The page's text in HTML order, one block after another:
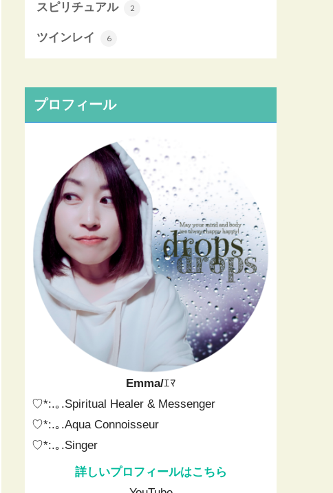
スピリチュアル 2
ツインレイ 6
プロフィール
Emma/ｴﾏ
♡*:.｡.Spiritual Healer & Messenger⁡ ⁡
♡*:.｡.⁡Aqua Connoisseur
♡*:.｡.⁡Singer
詳しいプロフィールはこちら